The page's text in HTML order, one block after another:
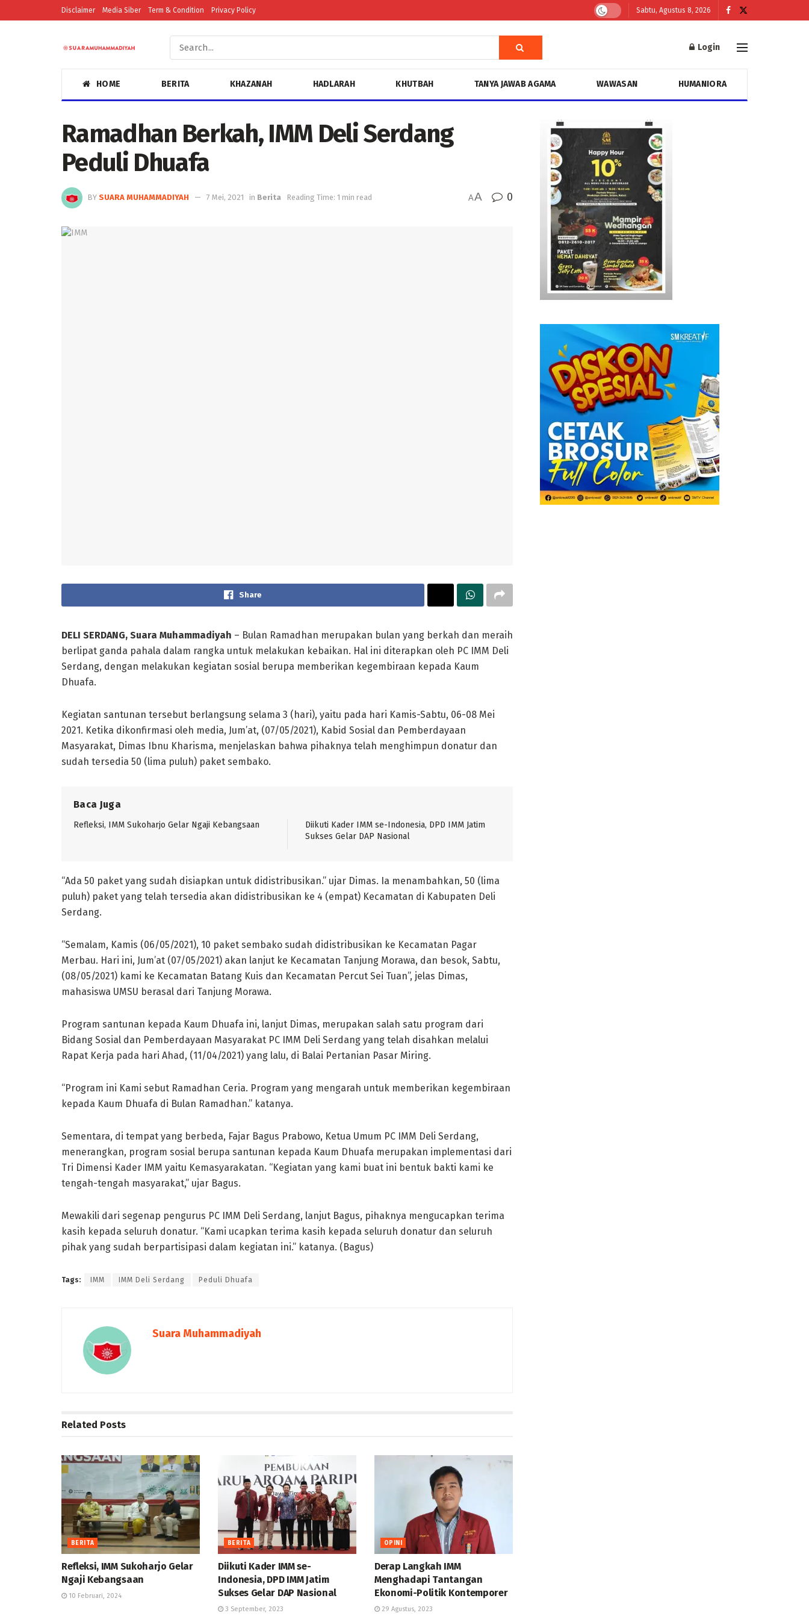
Disclaimer Media Siber Term & Condition Privacy Policy Sabtu, Agustus 8, 2026
Login
HOME BERITA KHAZANAH HADLARAH KHUTBAH TANYA JAWAB AGAMA WAWASAN HUMANIORA
Ramadhan Berkah, IMM Deli Serdang
Peduli Dhuafa
BY SUARA MUHAMMADIYAH 7 Mei, 2021 in Berita Reading Time: 1 min read AA 0
Share
DELI SERDANG, Suara Muhammadiyah – Bulan Ramadhan merupakan bulan yang berkah dan meraih
berlipat ganda pahala dalam rangka untuk melakukan kebaikan. Hal ini diterapkan oleh PC IMM Deli
Serdang, dengan melakukan kegiatan sosial berupa memberikan kegembiraan kepada Kaum
Dhuafa.
Kegiatan santunan tersebut berlangsung selama 3 (hari), yaitu pada hari Kamis-Sabtu, 06-08 Mei
2021. Ketika dikonfirmasi oleh media, Jum’at, (07/05/2021), Kabid Sosial dan Pemberdayaan
Masyarakat, Dimas Ibnu Kharisma, menjelaskan bahwa pihaknya telah menghimpun donatur dan
sudah tersedia 50 (lima puluh) paket sembako.
Baca Juga
Refleksi, IMM Sukoharjo Gelar Ngaji Kebangsaan
Diikuti Kader IMM se-Indonesia, DPD IMM Jatim
Sukses Gelar DAP Nasional
“Ada 50 paket yang sudah disiapkan untuk didistribusikan.” ujar Dimas. Ia menambahkan, 50 (lima
puluh) paket yang telah tersedia akan didistribusikan ke 4 (empat) Kecamatan di Kabupaten Deli
Serdang.
“Semalam, Kamis (06/05/2021), 10 paket sembako sudah didistribusikan ke Kecamatan Pagar
Merbau. Hari ini, Jum’at (07/05/2021) akan lanjut ke Kecamatan Tanjung Morawa, dan besok, Sabtu,
(08/05/2021) kami ke Kecamatan Batang Kuis dan Kecamatan Percut Sei Tuan”, jelas Dimas,
mahasiswa UMSU berasal dari Tanjung Morawa.
Program santunan kepada Kaum Dhuafa ini, lanjut Dimas, merupakan salah satu program dari
Bidang Sosial dan Pemberdayaan Masyarakat PC IMM Deli Serdang yang telah disahkan melalui
Rapat Kerja pada hari Ahad, (11/04/2021) yang lalu, di Balai Pertanian Pasar Miring.
“Program ini Kami sebut Ramadhan Ceria. Program yang mengarah untuk memberikan kegembiraan
kepada Kaum Dhuafa di Bulan Ramadhan.” katanya.
Sementara, di tempat yang berbeda, Fajar Bagus Prabowo, Ketua Umum PC IMM Deli Serdang,
menerangkan, program sosial berupa santunan kepada Kaum Dhuafa merupakan implementasi dari
Tri Dimensi Kader IMM yaitu Kemasyarakatan. “Kegiatan yang kami buat ini bentuk bakti kami ke
tengah-tengah masyarakat,” ujar Bagus.
Mewakili dari segenap pengurus PC IMM Deli Serdang, lanjut Bagus, pihaknya mengucapkan terima
kasih kepada seluruh donatur. “Kami ucapkan terima kasih kepada seluruh donatur dan seluruh
pihak yang sudah berpartisipasi dalam kegiatan ini.” katanya. (Bagus)
Tags: IMM IMM Deli Serdang Peduli Dhuafa
Suara Muhammadiyah
Related Posts
BERITA
Refleksi, IMM Sukoharjo Gelar
Ngaji Kebangsaan
10 Februari, 2024
BERITA
Diikuti Kader IMM se-
Indonesia, DPD IMM Jatim
Sukses Gelar DAP Nasional
3 September, 2023
OPINI
Derap Langkah IMM
Menghadapi Tantangan
Ekonomi-Politik Kontemporer
29 Agustus, 2023